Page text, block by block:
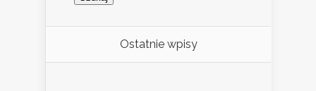
Ostatnie wpisy